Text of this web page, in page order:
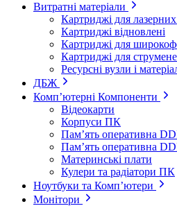
Витратні матеріали
Картриджі для
Картриджі відновлені
Картриджі для
Картриджі для
Ресурсні вузли і
ДБЖ
Комп’ютерні Компоненти
Відеокарти
Корпуси ПК
Пам’ять оперативна
Пам’ять оперативна
Материнські плати
Кулери та радіатори ПК
Ноутбуки та Комп’ютери
Монітори